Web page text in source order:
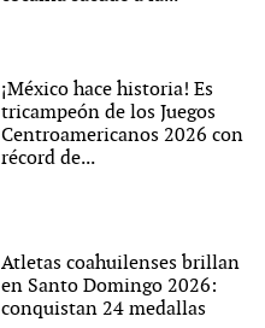
¡México hace historia! Es
tricampeón de los Juegos
Centroamericanos 2026 con
récord de...
Atletas coahuilenses brillan
en Santo Domingo 2026:
conquistan 24 medallas